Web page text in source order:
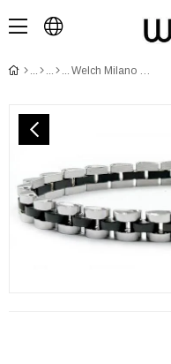
​​Welch Milano Çelik Zincir Bileklik